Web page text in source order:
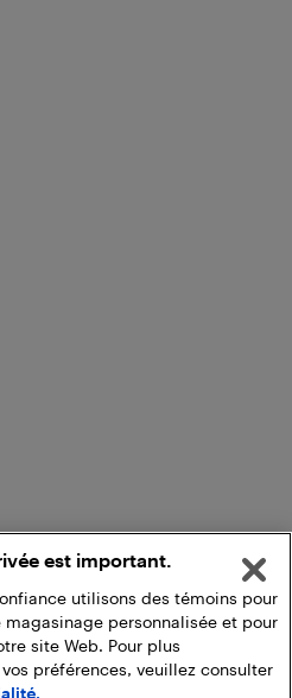
est important.
utilisons des témoins pour
personnalisée et pour
site Web. Pour plus
préférences, veuillez consulter